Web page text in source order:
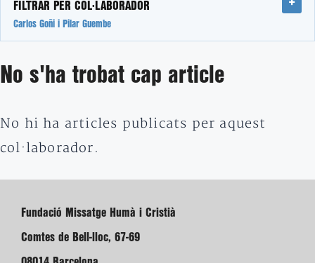
FILTRAR PER COL·LABORADOR
Carlos Goñi i Pilar Guembe
No s'ha trobat cap article
No hi ha articles publicats per aquest
col·laborador.
Fundació Missatge Humà i Cristià
Comtes de Bell-lloc, 67-69